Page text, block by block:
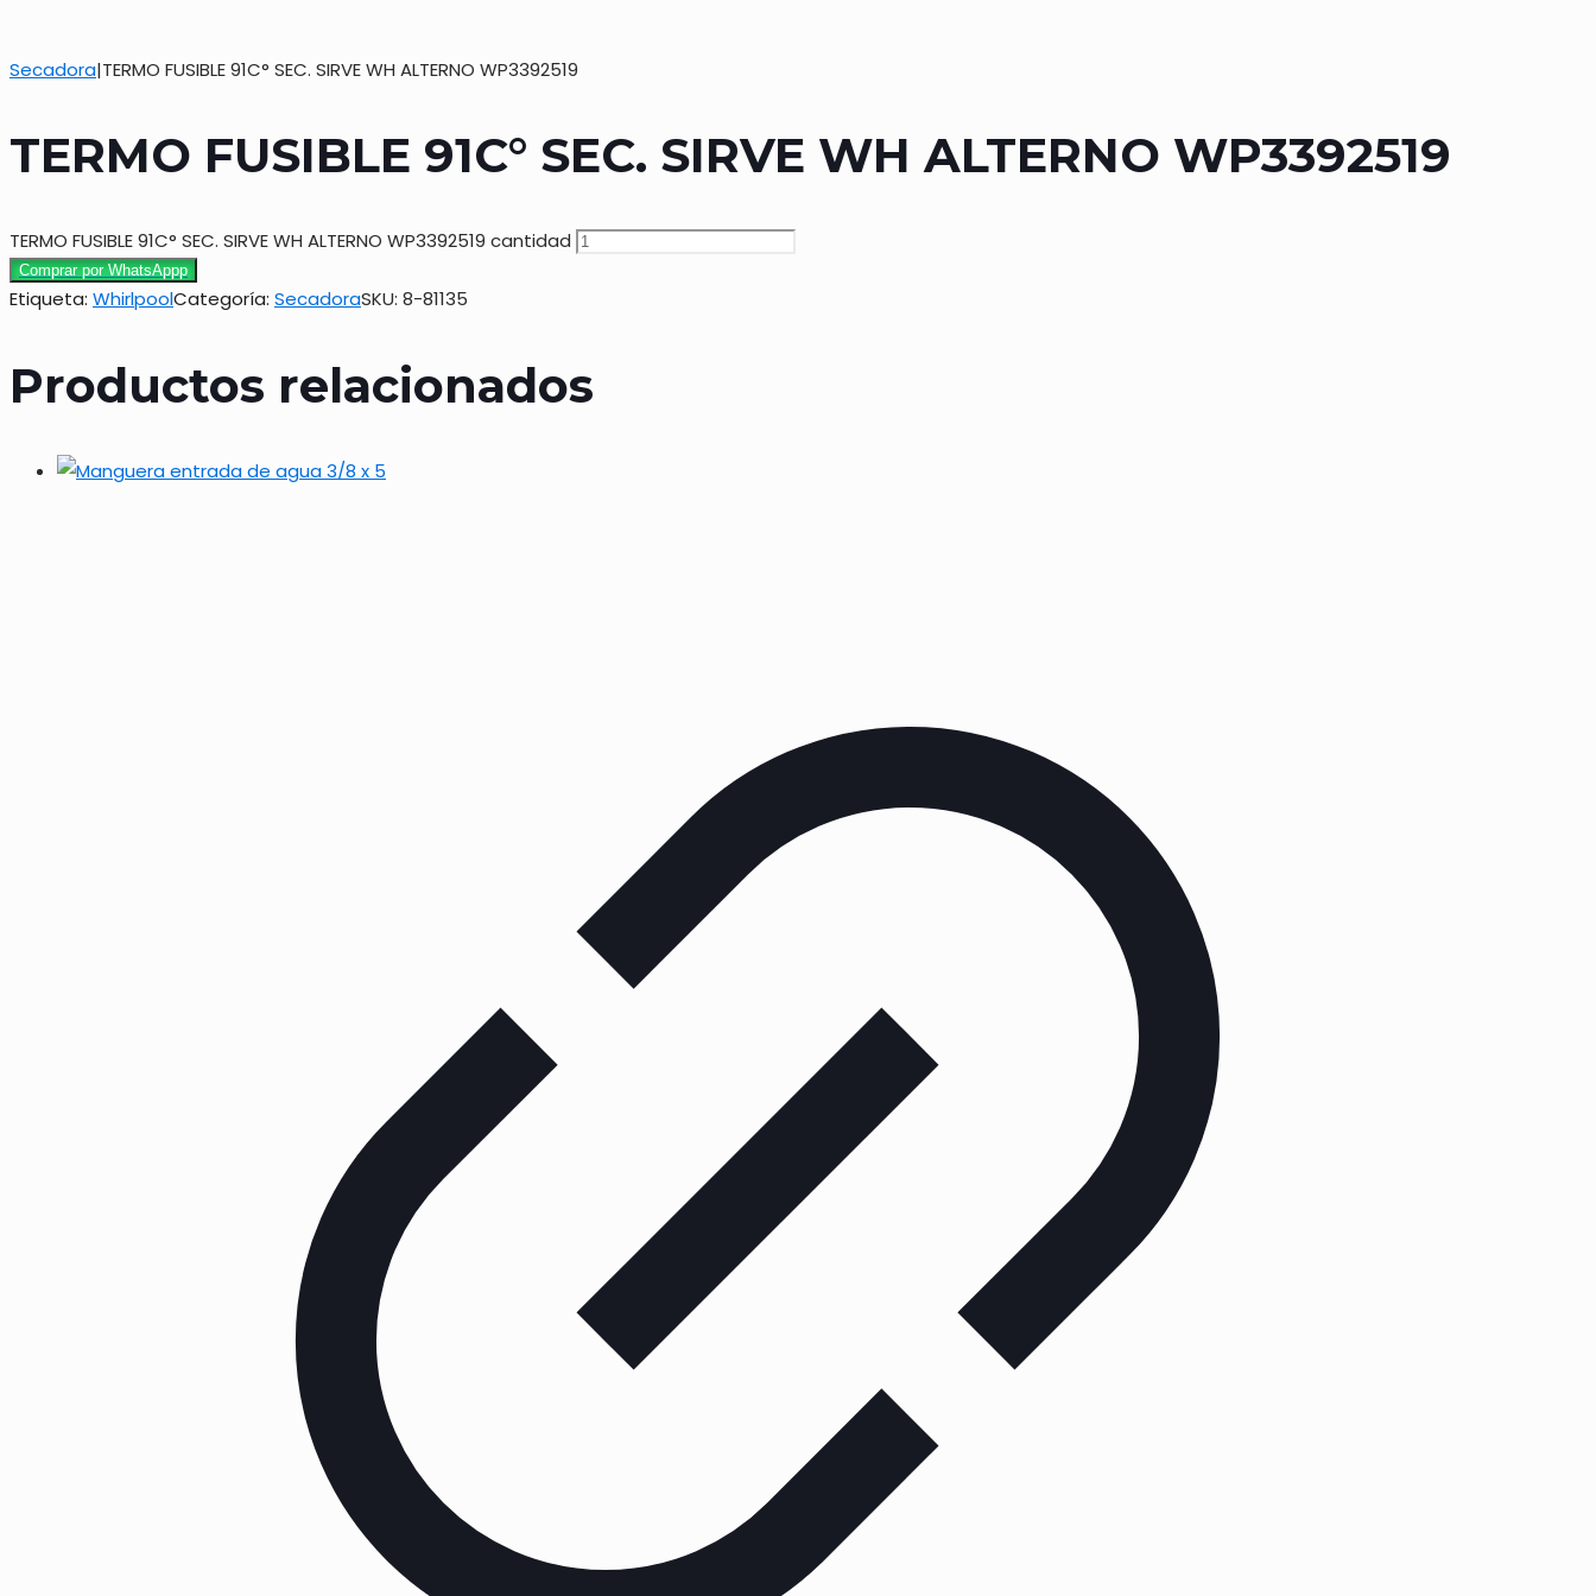
Secadora|TERMO FUSIBLE 91C° SEC. SIRVE WH ALTERNO WP3392519
TERMO FUSIBLE 91C° SEC. SIRVE WH ALTERNO WP3392519
TERMO FUSIBLE 91C° SEC. SIRVE WH ALTERNO WP3392519 cantidad
Comprar por WhatsAppp
Etiqueta: WhirlpoolCategoría: SecadoraSKU: 8-81135
Productos relacionados